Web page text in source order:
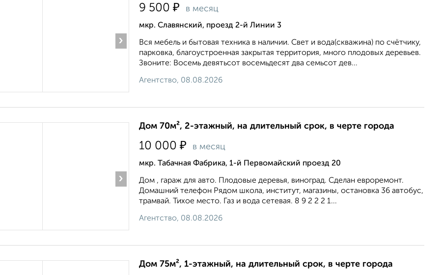
›
9 500 ₽ в месяц
мкр. Славянский, проезд 2-й Линии 3
Вся мебель и бытовая техника в наличии. Свет и вода(скважина) по счётчику,
парковка, благоустроенная закрытая территория, много плодовых деревьев.
Звоните: Восемь девятьсот восемьдесят два семьсот дев...
Агентство, 08.08.2026
›
Дом 70м², 2-этажный, на длительный срок, в черте города
10 000 ₽ в месяц
мкр. Табачная Фабрика, 1-й Первомайский проезд 20
Дом , гараж для авто. Плодовые деревья, виноград. Сделан евроремонт.
Домашний телефон Рядом школа, институт, магазины, остановка 36 автобус,
трамвай. Тихое место. Газ и вода сетевая. 8 9 2 2 2 1...
Агентство, 08.08.2026
Дом 75м², 1-этажный, на длительный срок, в черте города